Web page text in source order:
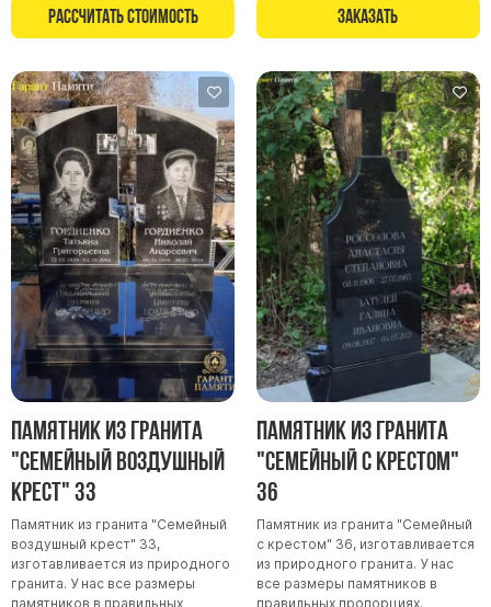
Зеркальные памятники
Креативные памятники
Кресты из белого мрамора
Фигурные памятники
Памятники в виде гитары
Памятники комбинированные
Памятники из цветного гранита
Памятники красные
Памятники красно-черные
Памятники коричневые
Памятники серые
Памятники зеленые
Памятники из Дымовского гранита
Памятники из гранита Возрождение
Памятники из гранита Гранатовый Амфиболит
Памятники из гранита Сюскюянсаари
Памятники из гранита Балтик Грин
Рассчитать стоимость Заказать
Памятник из гранита
"Семейный воздушный
крест" 33
Памятник из гранита "Семейный
воздушный крест" 33,
изготавливается из природного
гранита. У нас все размеры
памятников в правильных
Памятник из гранита
"Семейный с крестом"
36
Памятник из гранита "Семейный
с крестом" 36, изготавливается
из природного гранита. У нас
все размеры памятников в
правильных пропорциях.